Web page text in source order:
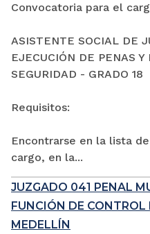
Convocatoria para el
ASISTENTE SOCIAL DE
EJECUCIÓN DE PENAS
SEGURIDAD - GRADO 18
Requisitos:
Encontrarse en la lista
cargo, en la...
JUZGADO 041 PENAL
FUNCIÓN DE CONTROL
MEDELLÍN